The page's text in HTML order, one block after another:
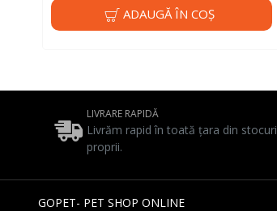
ADAUGĂ ÎN COŞ
LIVRARE RAPIDĂ
Livrăm rapid în toată țara din stocuri
proprii.
GOPET- PET SHOP ONLINE